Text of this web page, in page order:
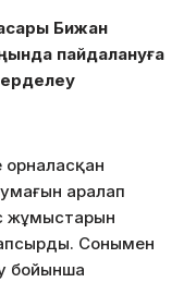
Бижан
пайдалануға
орналасқан
аралап
жұмыстарын
Сонымен
бойынша